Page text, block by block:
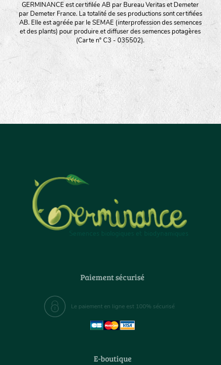
GERMINANCE est certifilée AB par Bureau Veritas et Demeter
par Demeter France. La totalité de ses productions sont certifiées
AB. Elle est agréée par le SEMAE (interprofession des semences
et des plants) pour produire et diffuser des semences potagères
(Carte n° C3 - 035502).
Paiement sécurisé
Le paiement en ligne est 100% sécurisé
E-boutique